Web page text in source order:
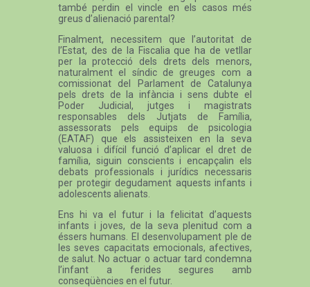
també perdin el vincle en els casos més
greus d’alienació parental?
Finalment, necessitem que l’autoritat de
l’Estat, des de la Fiscalia que ha de vetllar
per la protecció dels drets dels menors,
naturalment el síndic de greuges com a
comissionat del Parlament de Catalunya
pels drets de la infància i sens dubte el
Poder Judicial, jutges i magistrats
responsables dels Jutjats de Família,
assessorats pels equips de psicologia
(EATAF) que els assisteixen en la seva
valuosa i difícil funció d’aplicar el dret de
família, siguin conscients i encapçalin els
debats professionals i jurídics necessaris
per protegir degudament aquests infants i
adolescents alienats.
Ens hi va el futur i la felicitat d’aquests
infants i joves, de la seva plenitud com a
éssers humans. El desenvolupament ple de
les seves capacitats emocionals, afectives,
de salut. No actuar o actuar tard condemna
l’infant a ferides segures amb
conseqüències en el futur.